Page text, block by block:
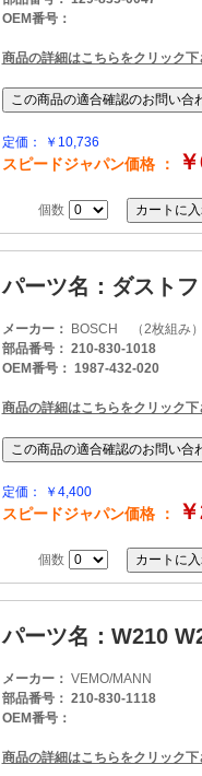
OEM番号：
商品の詳細はこちらをクリック下
定価： ￥10,736
スピードジャパン価格 ：
個数
パーツ名：ダスト
メーカー：
BOSCH （2枚組み）
部品番号： 210-830-1018
OEM番号： 1987-432-020
商品の詳細はこちらをクリック下
定価： ￥4,400
スピードジャパン価格 ：
個数
パーツ名：W210
メーカー： VEMO/MANN
部品番号： 210-830-1118
OEM番号：
商品の詳細はこちらをクリック下